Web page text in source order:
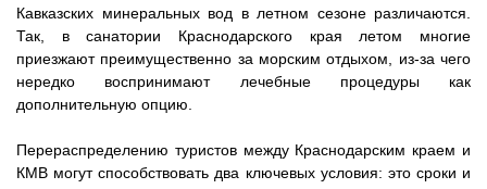
Кавказских минеральных вод в летном сезоне различаются.
Так, в санатории Краснодарского края летом многие
приезжают преимущественно за морским отдыхом, из-за чего
нередко воспринимают лечебные процедуры как
дополнительную опцию.
Перераспределению туристов между Краснодарским краем и
КМВ могут способствовать два ключевых условия: это сроки и